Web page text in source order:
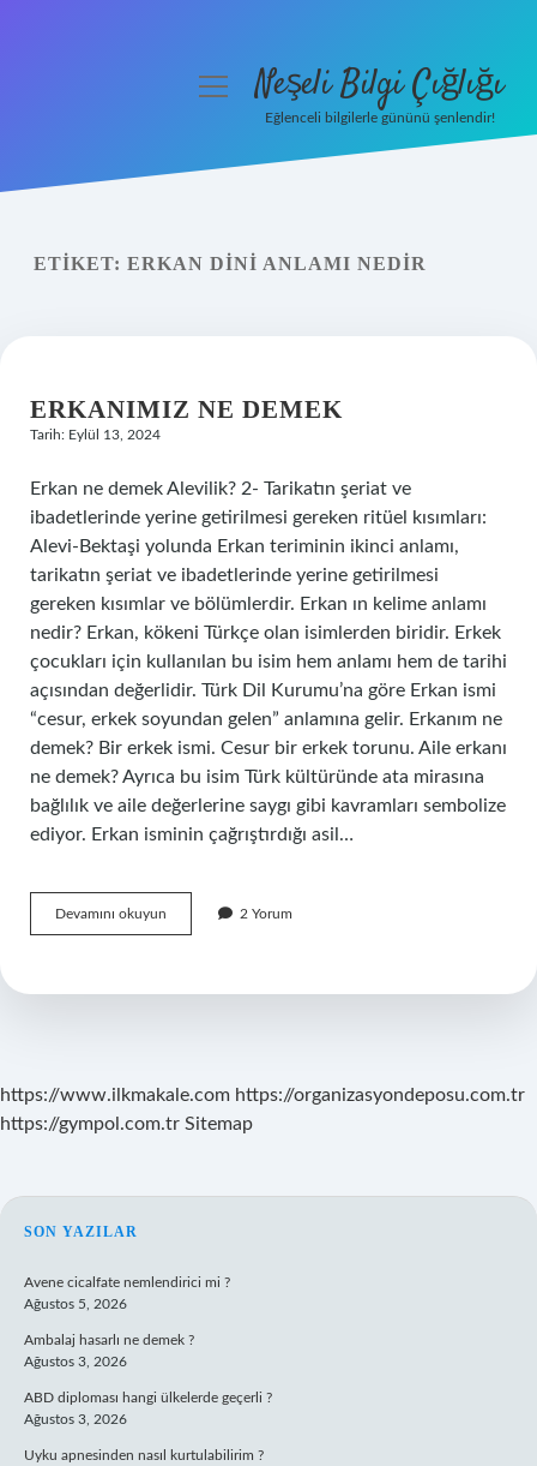
Yasal Uyarı
menüyüNeşeli Bilgi Çığlığı
Eğlenceli bilgilerle gününü şenlendir!
ETIKET: ERKAN DINI ANLAMI NEDIR
ERKANIMIZ NE DEMEK
Tarih: Eylül 13, 2024
Erkan ne demek Alevilik? 2- Tarikatın şeriat ve
ibadetlerinde yerine getirilmesi gereken ritüel kısımları:
Alevi-Bektaşi yolunda Erkan teriminin ikinci anlamı,
tarikatın şeriat ve ibadetlerinde yerine getirilmesi
gereken kısımlar ve bölümlerdir. Erkan ın kelime anlamı
nedir? Erkan, kökeni Türkçe olan isimlerden biridir. Erkek
çocukları için kullanılan bu isim hem anlamı hem de tarihi
açısından değerlidir. Türk Dil Kurumu’na göre Erkan ismi
“cesur, erkek soyundan gelen” anlamına gelir. Erkanım ne
demek? Bir erkek ismi. Cesur bir erkek torunu. Aile erkanı
ne demek? Ayrıca bu isim Türk kültüründe ata mirasına
bağlılık ve aile değerlerine saygı gibi kavramları sembolize
ediyor. Erkan isminin çağrıştırdığı asil…
Devamını okuyun Erkanımız
Ne
2 Yorum
https://www.ilkmakale.com https://organizasyondeposu.com.tr
https://gympol.com.tr Sitemap
SIDEBAR
SON YAZILAR
Avene cicalfate nemlendirici mi ?
Ağustos 5, 2026
Ambalaj hasarlı ne demek ?
Ağustos 3, 2026
ABD diploması hangi ülkelerde geçerli ?
Ağustos 3, 2026
Uyku apnesinden nasıl kurtulabilirim ?